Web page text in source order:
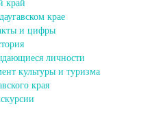
край
крае
и цифры
личности
культуры и туризма
края